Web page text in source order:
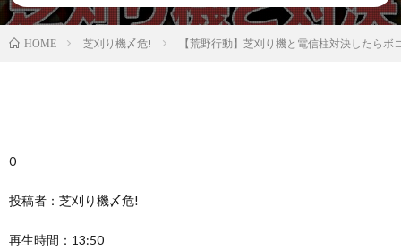
HOME 芝刈り機〆危! 【荒野行動】芝刈り機と電信柱対決したら
0
投稿者：芝刈り機〆危!
再生時間：13:50